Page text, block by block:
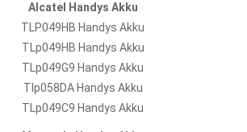
Alcatel Handys Akku
TLP049HB Handys Akku
TLp049HB Handys Akku
TLp049G9 Handys Akku
Tlp058DA Handys Akku
TLp049C9 Handys Akku